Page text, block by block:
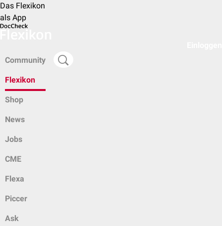
Das Flexikon
als App
Community
Flexikon
Shop
News
Jobs
CME
Flexa
Piccer
Ask